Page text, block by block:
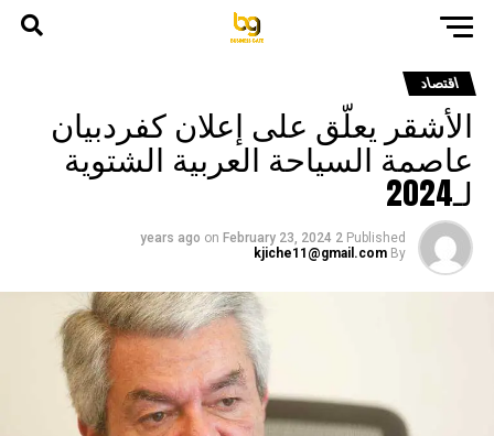
اقتصاد
الأشقر يعلّق على إعلان كفردبيان
عاصمة السياحة العربية الشتوية
لـ2024
Published
2 years ago
on February 23, 2024
By
kjiche11@gmail.com